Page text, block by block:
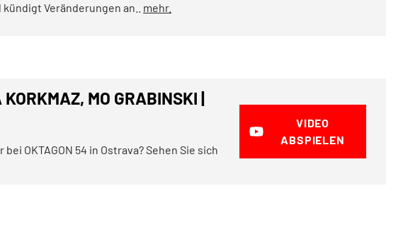
Veränderungen an..
mehr.
MO GRABINSKI |
OKTAGON 54 in Ostrava? Sehen Sie sich
VIDEO
ABSPIELEN